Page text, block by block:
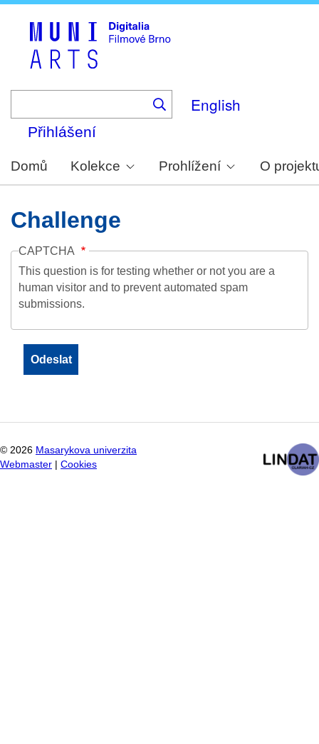
English
Přihlášení
Domů Kolekce Prohlížení O
Challenge
CAPTCHA
This question is for testing whether or not you are a
human visitor and to prevent automated spam
submissions.
© 2026 Masarykova univerzita
Webmaster
Cookies